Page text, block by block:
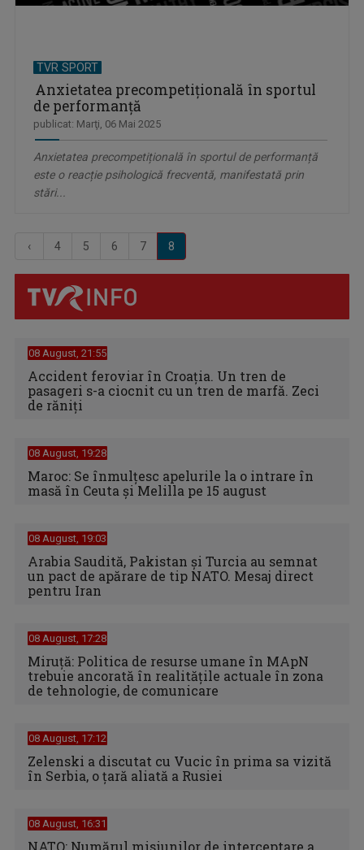
TVR SPORT
Anxietatea precompetiţională în sportul
de performanță
publicat: Marţi, 06 Mai 2025
Anxietatea precompetițională în sportul de performanță
este o reacție psihologică frecventă, manifestată prin
stări...
‹ 4 5 6 7 8
08 August, 21:55
Accident feroviar în Croația. Un tren de
pasageri s-a ciocnit cu un tren de marfă. Zeci
de răniți
08 August, 19:28
Maroc: Se înmulţesc apelurile la o intrare în
masă în Ceuta şi Melilla pe 15 august
08 August, 19:03
Arabia Saudită, Pakistan și Turcia au semnat
un pact de apărare de tip NATO. Mesaj direct
pentru Iran
08 August, 17:28
Miruță: Politica de resurse umane în MApN
trebuie ancorată în realitățile actuale în zona
de tehnologie, de comunicare
08 August, 17:12
Zelenski a discutat cu Vucic în prima sa vizită
în Serbia, o ţară aliată a Rusiei
08 August, 16:31
NATO: Numărul misiunilor de interceptare a